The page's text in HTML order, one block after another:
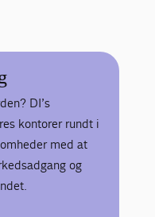
DI’s
kontorer rundt i
med at
og